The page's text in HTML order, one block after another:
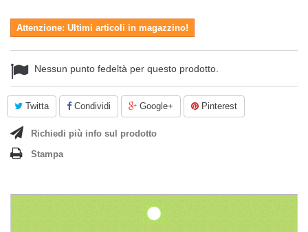
Attenzione: Ultimi articoli in magazzino!
Nessun punto fedeltà per questo prodotto.
Twitta Condividi Google+ Pinterest
Richiedi più info sul prodotto
Stampa